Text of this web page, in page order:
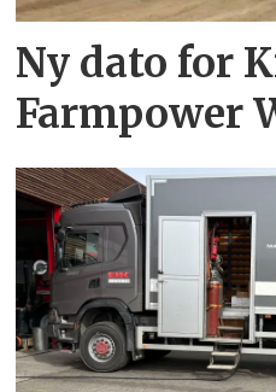
Ny dato for
Farmpower